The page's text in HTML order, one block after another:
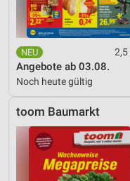
2,5
Angebote ab 03.08.
Noch heute gültig
toom Baumarkt